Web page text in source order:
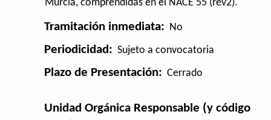
Murcia, comprendidas en el NACE 55 (rev2).
Tramitación inmediata: No
Periodicidad: Sujeto a convocatoria
Plazo de Presentación: Cerrado
Unidad Orgánica Responsable (y código